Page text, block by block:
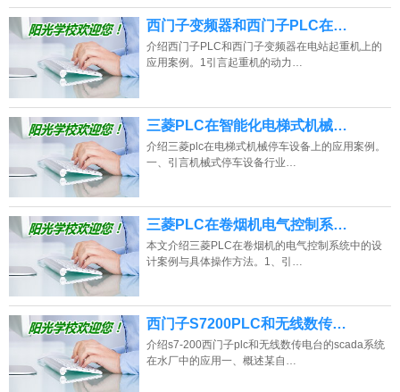
西门子变频器和西门子PLC在…
介绍西门子PLC和西门子变频器在电站起重机上的
应用案例。1引言起重机的动力…
三菱PLC在智能化电梯式机械…
介绍三菱plc在电梯式机械停车设备上的应用案例。
一、引言机械式停车设备行业…
三菱PLC在卷烟机电气控制系…
本文介绍三菱PLC在卷烟机的电气控制系统中的设
计案例与具体操作方法。1、引…
西门子S7200PLC和无线数传…
介绍s7-200西门子plc和无线数传电台的scada系统
在水厂中的应用一、概述某自…